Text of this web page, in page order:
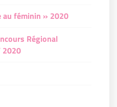
féminin » 2020
Régional
2020